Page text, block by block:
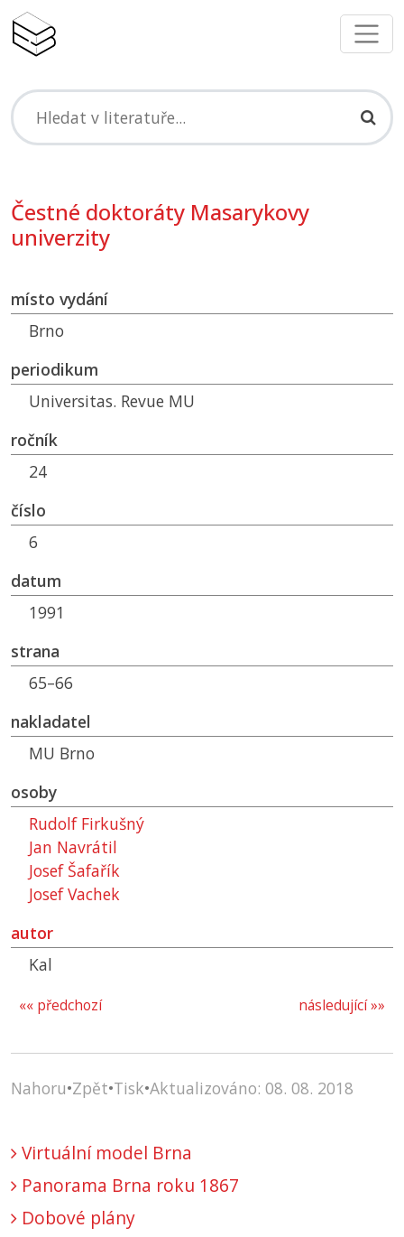
Čestné doktoráty Masarykovy
univerzity
místo vydání
Brno
periodikum
Universitas. Revue MU
ročník
24
číslo
6
datum
1991
strana
65–66
nakladatel
MU Brno
osoby
Rudolf Firkušný
Jan Navrátil
Josef Šafařík
Josef Vachek
autor
Kal
následující »»
«« předchozí
Nahoru•Zpět•Tisk•Aktualizováno: 08. 08. 2018
Virtuální model Brna
Panorama Brna roku 1867
Dobové plány